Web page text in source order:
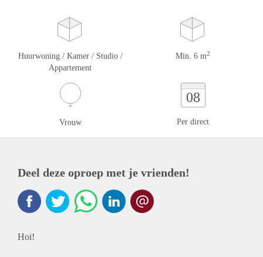
Huurwoning / Kamer / Studio /
Appartement
Min. 6 m2
Vrouw
08
Per direct
Deel deze oproep met je vrienden!
Hoi!